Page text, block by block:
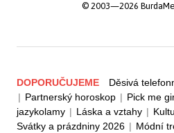
© 2003—2026
DOPORUČUJEME Děsivá
| Partnerský horoskop | Pick me
jazykolamy | Láska a vztahy |
Svátky a prázdniny 2026 | Módní